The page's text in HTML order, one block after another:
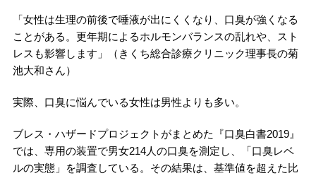
「女性は生理の前後で唾液が出にくくなり、口臭が強くなる
ことがある。更年期によるホルモンバランスの乱れや、スト
レスも影響します」（きくち総合診療クリニック理事長の菊
池大和さん）
実際、口臭に悩んでいる女性は男性よりも多い。
ブレス・ハザードプロジェクトがまとめた『口臭白書2019』
では、専用の装置で男女214人の口臭を測定し、「口臭レベ
ルの実態」を調査している。その結果は、基準値を超えた比